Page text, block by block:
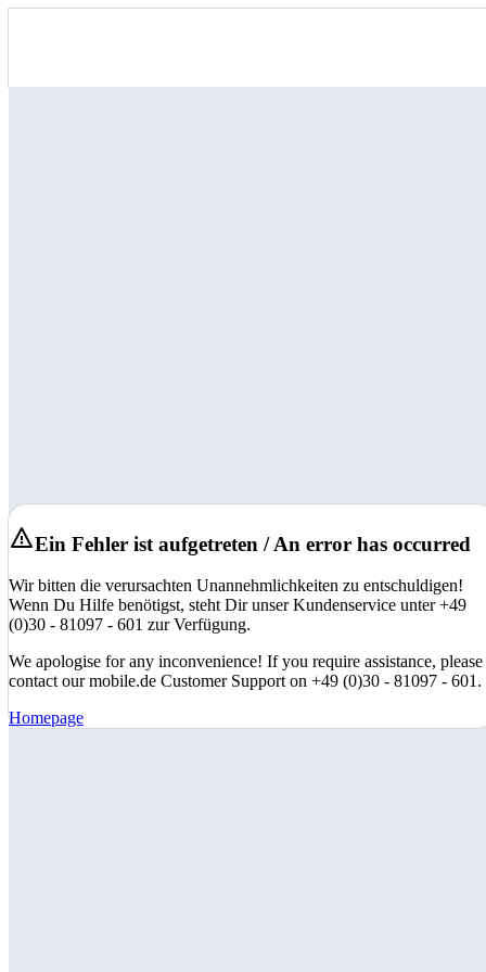
Ein Fehler ist aufgetreten / An error has occurred
Wir bitten die verursachten Unannehmlichkeiten zu entschuldigen!
Wenn Du Hilfe benötigst, steht Dir unser Kundenservice unter +49
(0)30 - 81097 - 601 zur Verfügung.
We apologise for any inconvenience! If you require assistance, please
contact our mobile.de Customer Support on +49 (0)30 - 81097 - 601.
Homepage